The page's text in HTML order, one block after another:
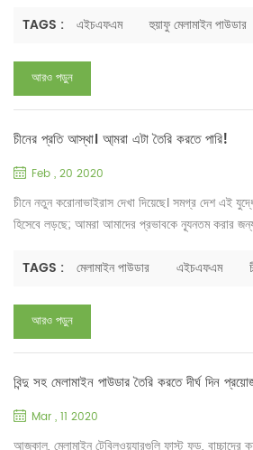
2020 - 31শে জানুয়ারী, 2020 দ্রষ্টব্য: আপনার যদি
TAGS : এইচএফএম হুয়াফু মেলামাইন পাউডার
আরও পড়ুন
চীনের প্রতি আস্থা। আ্মরা এটা তৈরি করতে পারি!
Feb , 20 2020
চীনে নতুন করোনাভাইরাস দেখা দিয়েছে। সমগ্র দেশ এই
হিসেবে লড়ছে; আমরা আমাদের প্রভাবকে ন্যূনতম করার
ইত্যাদি কিনেছে। 20শে ফেব্রুয়ারিতে, আমরা কর্মীদের
TAGS : মেলামাইন পাউডার এইচএফএম
আরও পড়ুন
বিন্দু সহ মেলামাইন পাউডার তৈরি করতে দীর্ঘ দিন
Mar , 11 2020
আজকাল, মেলামাইন টেবিলওয়্যারগুলি ফাস্ট ফুড, বাচ্চাদের